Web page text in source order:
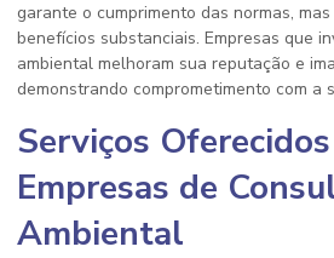
garante o cumprimento das normas,
benefícios substanciais. Empresas que
ambiental melhoram sua reputação e
demonstrando comprometimento com a
Serviços
Empresas de
Ambiental